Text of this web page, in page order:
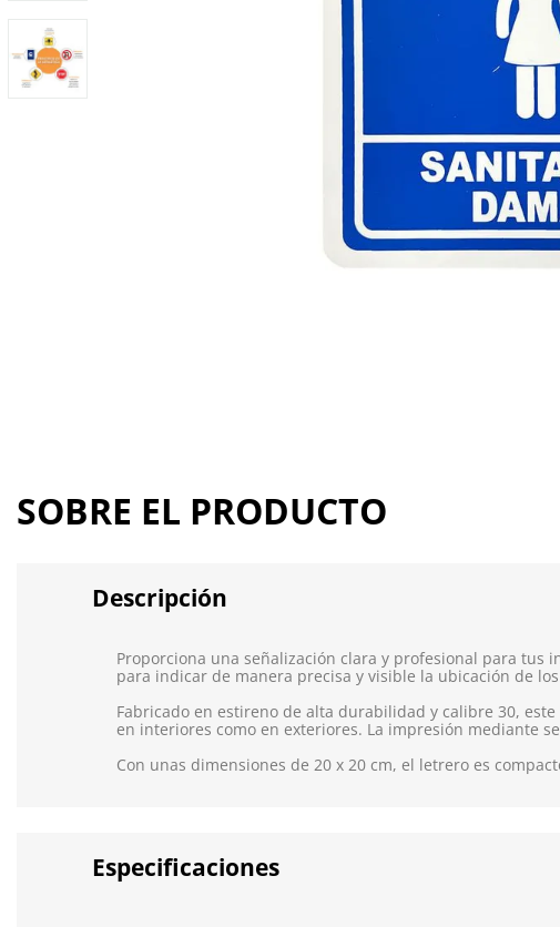
SOBRE EL PRODUCTO
Descripción
Proporciona una señalización clara y profesional para tus
para indicar de manera precisa y visible la ubicación de
Fabricado en estireno de alta durabilidad y calibre 30,
en interiores como en exteriores. La impresión mediante
Con unas dimensiones de 20 x 20 cm, el letrero es
Especificaciones